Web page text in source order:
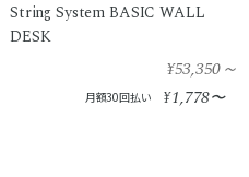
String System BASIC WALL
DESK
¥53,350～
月額30回払い ¥1,778〜